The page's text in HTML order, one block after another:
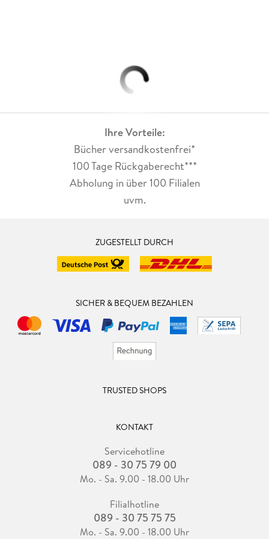
Ihre Vorteile:
Bücher versandkostenfrei*
100 Tage Rückgaberecht***
Abholung in über 100 Filialen
uvm.
ZUGESTELLT DURCH
SICHER & BEQUEM BEZAHLEN
TRUSTED SHOPS
KONTAKT
Servicehotline
089 - 30 75 79 00
Mo. - Sa. 9.00 - 18.00 Uhr
Filialhotline
089 - 30 75 75 75
Mo. - Sa. 9.00 - 18.00 Uhr